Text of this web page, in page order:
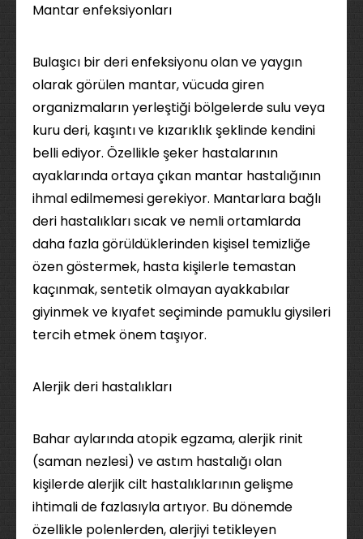
Mantar enfeksiyonları
Bulaşıcı bir deri enfeksiyonu olan ve yaygın
olarak görülen mantar, vücuda giren
organizmaların yerleştiği bölgelerde sulu veya
kuru deri, kaşıntı ve kızarıklık şeklinde kendini
belli ediyor. Özellikle şeker hastalarının
ayaklarında ortaya çıkan mantar hastalığının
ihmal edilmemesi gerekiyor. Mantarlara bağlı
deri hastalıkları sıcak ve nemli ortamlarda
daha fazla görüldüklerinden kişisel temizliğe
özen göstermek, hasta kişilerle temastan
kaçınmak, sentetik olmayan ayakkabılar
giyinmek ve kıyafet seçiminde pamuklu giysileri
tercih etmek önem taşıyor.
Alerjik deri hastalıkları
Bahar aylarında atopik egzama, alerjik rinit
(saman nezlesi) ve astım hastalığı olan
kişilerde alerjik cilt hastalıklarının gelişme
ihtimali de fazlasıyla artıyor. Bu dönemde
özellikle polenlerden, alerjiyi tetikleyen